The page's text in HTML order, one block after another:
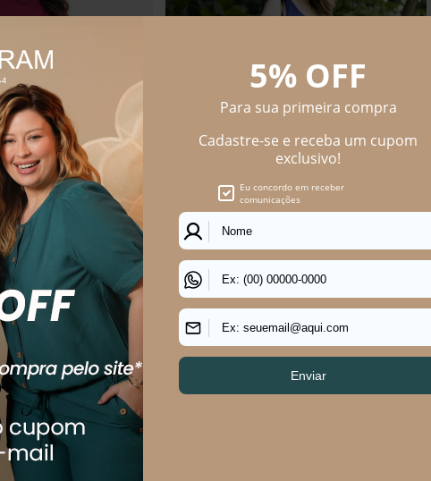
RETA HÓRUS
90
juros
CALÇA PLUS SIZE FEMININO RETA HÓRUS
289 R$ 214,90
Em até4xR$ 53,73sem juros
comprou, comprou também